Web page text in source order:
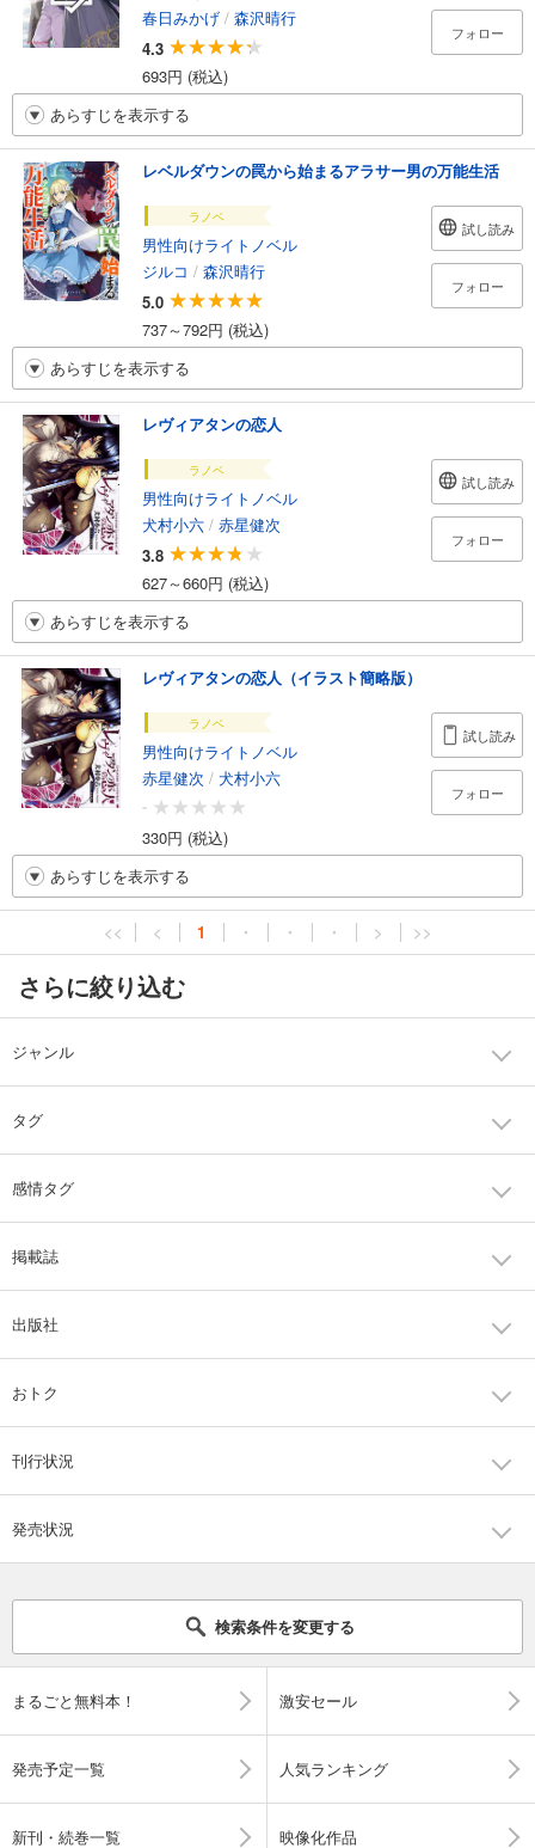
春日みかげ / 森沢晴行
4.3
693円 (税込)
フォロー
あらすじを表示する
レベルダウンの罠から始まるアラサー男の万能生活
ラノベ
男性向けライトノベル
ジルコ / 森沢晴行
5.0
737～792円 (税込)
試し読み
フォロー
あらすじを表示する
レヴィアタンの恋人
ラノベ
男性向けライトノベル
犬村小六 / 赤星健次
3.8
627～660円 (税込)
試し読み
フォロー
あらすじを表示する
レヴィアタンの恋人（イラスト簡略版）
ラノベ
男性向けライトノベル
赤星健次 / 犬村小六
-
330円 (税込)
試し読み
フォロー
あらすじを表示する
<< < 1 ・ ・ ・ > >>
さらに絞り込む
ジャンル
タグ
感情タグ
掲載誌
出版社
おトク
刊行状況
発売状況
検索条件を変更する
まるごと無料本！ 激安セール
発売予定一覧 人気ランキング
新刊・続巻一覧 映像化作品